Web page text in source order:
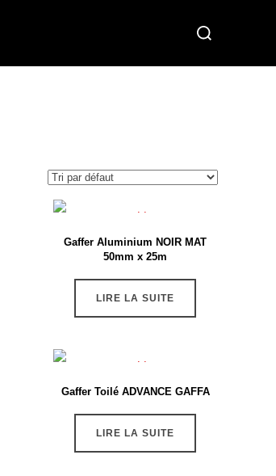
Gaffer Aluminium NOIR MAT
50mm x 25m
LIRE LA SUITE
Gaffer Toilé ADVANCE GAFFA
LIRE LA SUITE